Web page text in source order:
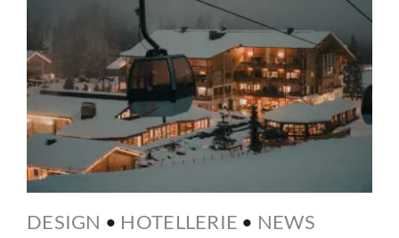
DESIGN • HOTELLERIE • NEWS